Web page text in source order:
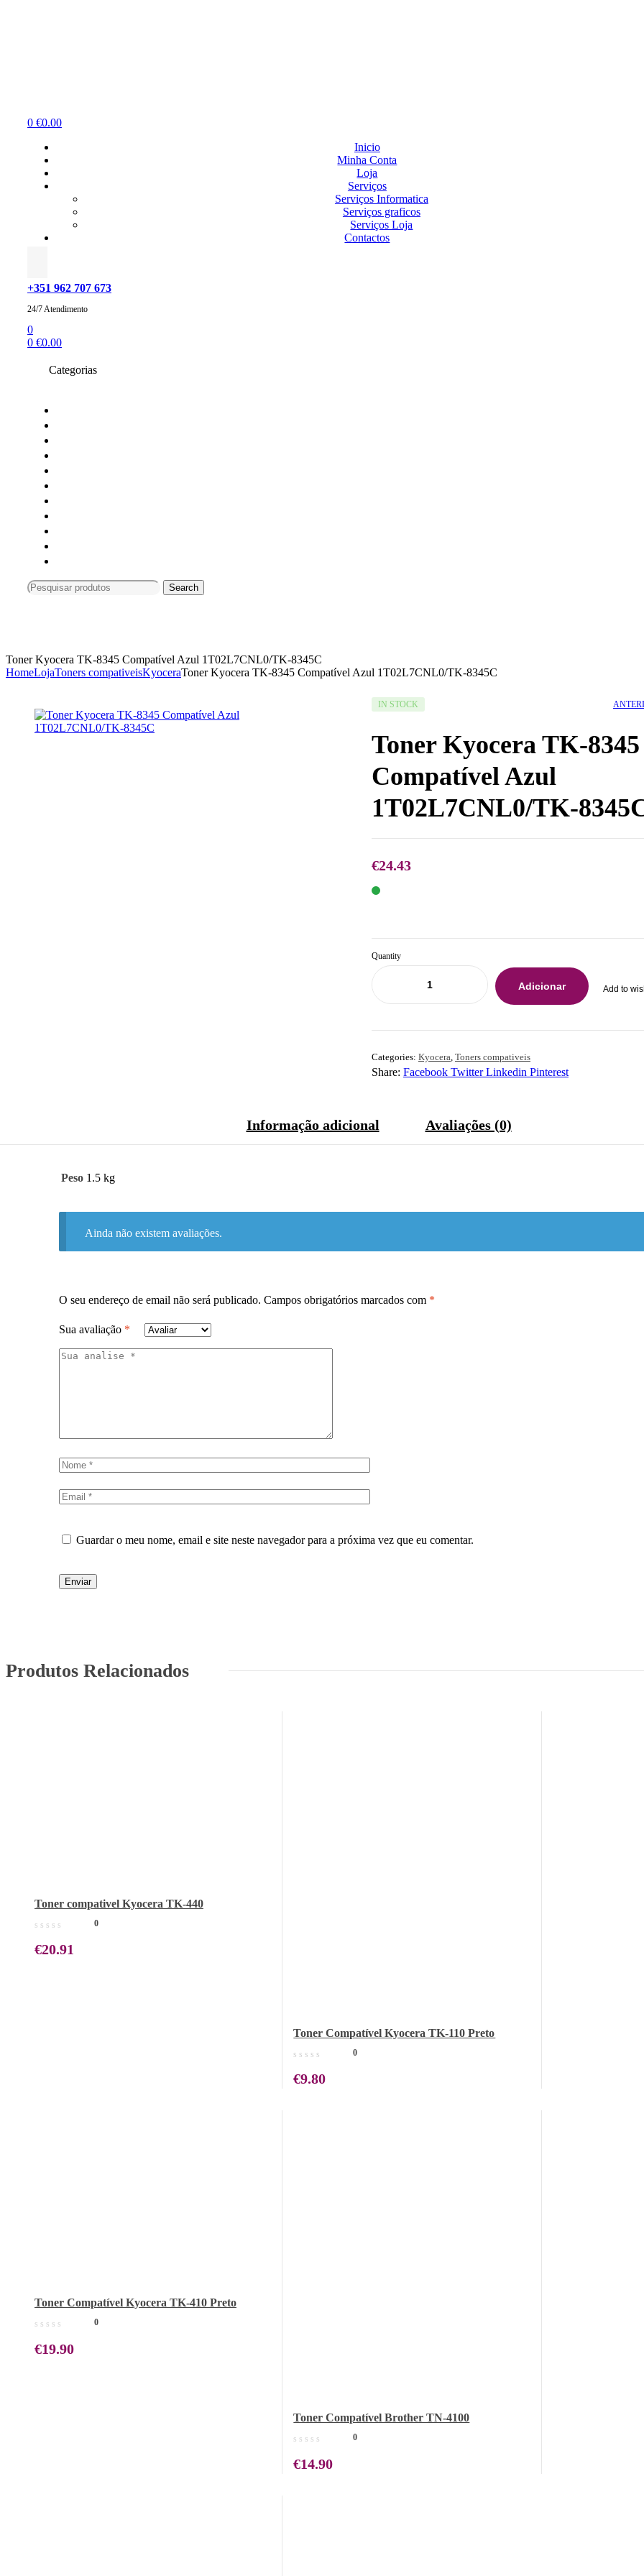
0 €0.00
Inicio
Minha Conta
Loja
Serviços
Serviços Informatica
Serviços graficos
Serviços Loja
Contactos
+351 962 707 673
24/7 Atendimento
0
0 €0.00
Categorias
Search
for:
Search
Toner Kyocera TK-8345 Compatível Azul 1T02L7CNL0/TK-8345C
HomeLojaToners compativeisKyoceraToner Kyocera TK-8345 Compatível Azul 1T02L7CNL0/TK-8345C
AVAILABILITY:
IN STOCK
Toner Kyocera TK-8345
Compatível Azul
1T02L7CNL0/TK-
€24.43
Quantity
Adicionar Add to
Categories: Kyocera, Toners compativeis
Share: Facebook Twitter Linkedin Pinterest
Informação adicional Avaliações (0)
Peso 1.5 kg
Ainda não existem avaliações.
O seu endereço de email não será publicado. Campos obrigatórios marcados com *
Sua avaliação *
Guardar o meu nome, email e site neste navegador para a próxima vez que eu comentar.
Produtos Relacionados
Toner compativel Kyocera TK-440
0
€20.91
Toner Compatível Kyocera TK-110 Preto
0
€9.80
Toner Compatível Kyocera TK-410 Preto
0
€19.90
Toner Compatível Brother TN-4100
0
€14.90